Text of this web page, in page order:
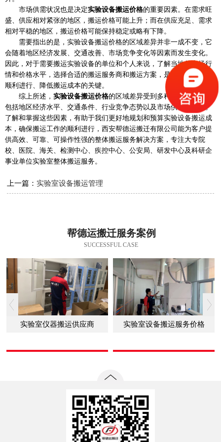
市场供需状况也是决定实验设备搬运价格的重要因素。在需求旺
盛、供应相对紧张的地区，搬运价格可能上升；而在供应充足、需求
相对平稳的地区，搬运价格可能保持稳定或略有下降。
需要指出的是，实验设备搬运价格的区域差异并非一成不变，它
会随着地区经济发展、交通改善、市场竞争变化等因素而发生变化。
因此，对于需要搬运实验设备的单位和个人来说，了解当地的市场行
情和价格水平，选择合适的搬运服务商和搬运方案，是确保搬运工作
顺利进行、降低搬运成本的关键。
综上所述， 实验设备搬运价格的区域差异受到多种因素的影响，
包括地区经济水平、交通条件、行业竞争态势以及市场供需状况等。
了解和掌握这些因素，有助于我们更好地规划和预算实验设备搬运成
本，确保搬运工作的顺利进行，西安帮德运搬迁有限公司能为客户提
供高效、可靠、可操作性强的整体搬运服务解决方案，专注大专院
校、医院、海关、检测中心、疾控中心、公安局、研发中心及科研企
事业单位实验室整体搬运服务。
上一篇： 实验室设备搬运管理
帮德运搬迁服务案例
SUCCESSFUL CASE
实验室仪器搬运供应商 实验室设备搬运服务价格